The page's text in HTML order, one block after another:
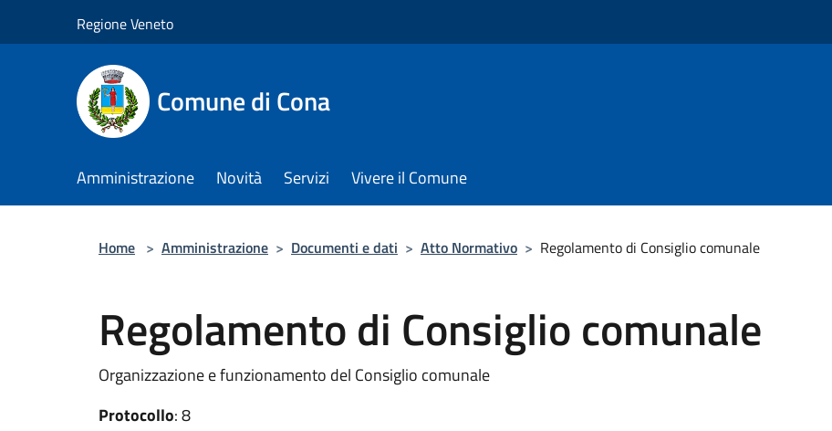
Regione Veneto
Comune di Cona
Amministrazione Novità Servizi Vivere il Comune
Home > Amministrazione > Documenti e dati > Atto Normativo > Regolamento di Consiglio comunale
Regolamento di Consiglio comunale
Organizzazione e funzionamento del Consiglio comunale
Protocollo: 8